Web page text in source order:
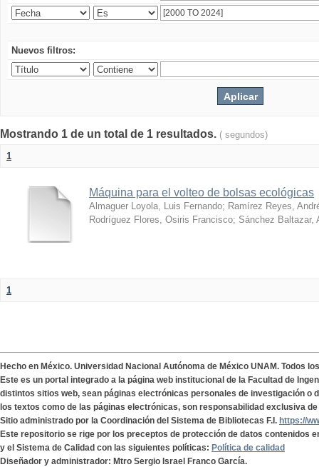
Nuevos filtros:
Mostrando 1 de un total de 1 resultados. ( segundos)
1
Máquina para el volteo de bolsas ecológicas
Almaguer Loyola, Luis Fernando; Ramírez Reyes,
Rodríguez Flores, Osiris Francisco; Sánchez Baltazar,
1
Hecho en México. Universidad Nacional Autónoma de México UNAM. Todos
Este es un portal integrado a la página web institucional de la Facultad de
distintos sitios web, sean páginas electrónicas personales de investigación o
los textos como de las páginas electrónicas, son responsabilidad exclusiva
Sitio administrado por la Coordinación del Sistema de Bibliotecas F.I. https://
Este repositorio se rige por los preceptos de protección de datos contenidos
y el Sistema de Calidad con las siguientes políticas: Política de calidad
Diseñador y administrador: Mtro Sergio Israel Franco García.